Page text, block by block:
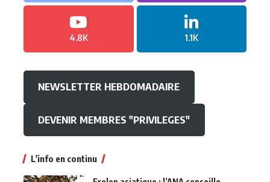
4.8K 1.1K
NEWSLETTER HEBDOMADAIRE
DEVENIR MEMBRES "PRIVILEGES"
L'info en continu